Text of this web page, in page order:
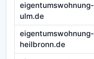
eigentumswohnung-
ulm.de
eigentumswohnung-
heilbronn.de